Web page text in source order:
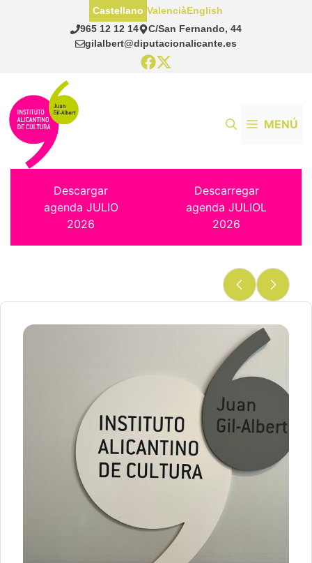
965 12 12 14
C/San Fernando, 44
gilalbert@diputacionalicante.es
Castellano ValenciàEnglish
MENÚ
Descargar
agenda JULIO
2026
Descarregar
agenda JULIOL
2026